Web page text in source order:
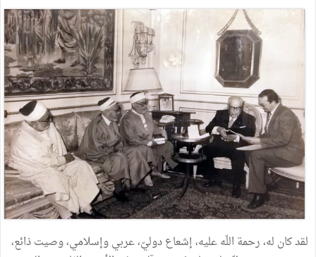
لقد كان له، رحمة اللّه عليه، إشعاع دوليّ، عربي وإسلامي، وصيت ذائع،